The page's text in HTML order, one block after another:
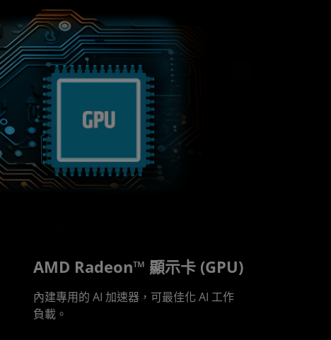
AMD Radeon™ 顯示卡 (GPU)
內建專用的 AI 加速器，可最佳化 AI 工作
負載。